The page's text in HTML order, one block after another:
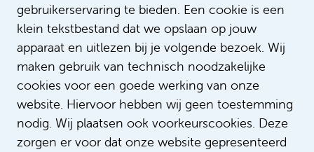
gebruikerservaring te bieden. Een cookie is een
klein tekstbestand dat we opslaan op jouw
apparaat en uitlezen bij je volgende bezoek. Wij
maken gebruik van technisch noodzakelijke
cookies voor een goede werking van onze
website. Hiervoor hebben wij geen toestemming
nodig. Wij plaatsen ook voorkeurscookies. Deze
zorgen er voor dat onze website gepresenteerd
Bepaalde tijd met uitzicht op vast
36 uur
Technicus continudienst
€ 3.550 - € 4.722
Huisvesting, Vastgoed & Techniek